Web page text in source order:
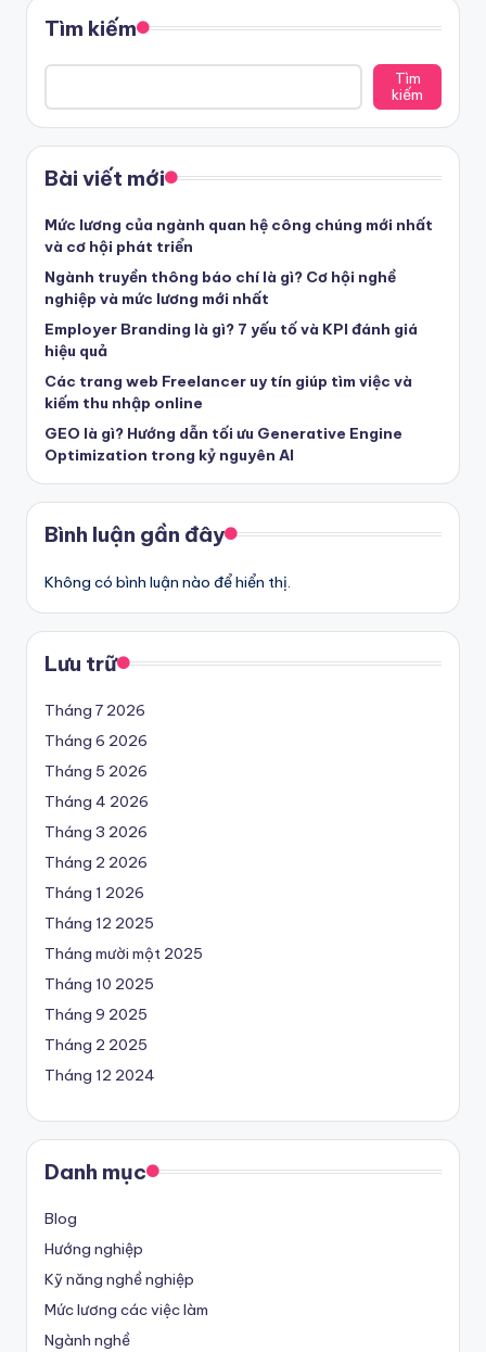
Tìm kiếm
Tìm
kiếm
Bài viết mới
Mức lương của ngành quan hệ công chúng mới nhất
và cơ hội phát triển
Ngành truyền thông báo chí là gì? Cơ hội nghề
nghiệp và mức lương mới nhất
Employer Branding là gì? 7 yếu tố và KPI đánh giá
hiệu quả
Các trang web Freelancer uy tín giúp tìm việc và
kiếm thu nhập online
GEO là gì? Hướng dẫn tối ưu Generative Engine
Optimization trong kỷ nguyên AI
Bình luận gần đây
Không có bình luận nào để hiển thị.
Lưu trữ
Tháng 7 2026
Tháng 6 2026
Tháng 5 2026
Tháng 4 2026
Tháng 3 2026
Tháng 2 2026
Tháng 1 2026
Tháng 12 2025
Tháng mười một 2025
Tháng 10 2025
Tháng 9 2025
Tháng 2 2025
Tháng 12 2024
Danh mục
Blog
Hướng nghiệp
Kỹ năng nghề nghiệp
Mức lương các việc làm
Ngành nghề